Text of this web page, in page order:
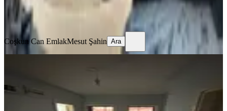
Coşkun Can Emlak Mesut Şahin
Ara
Coşkun Can EmlakMesut Şahin Ara
2+1
100 m²·4. Kat·14.06.2026